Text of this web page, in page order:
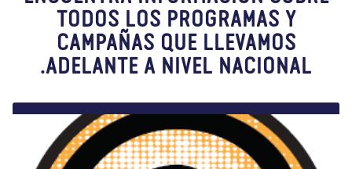
TODOS LOS PROGRAMAS Y
CAMPAÑAS QUE LLEVAMOS
ADELANTE A NIVEL NACIONAL.